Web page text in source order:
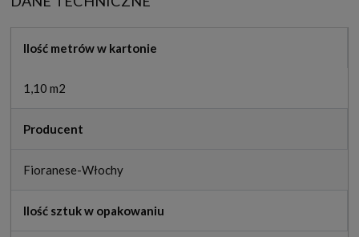
Ilość metrów w kartonie
1,10 m2
Producent
Fioranese-Włochy
Ilość sztuk w opakowaniu